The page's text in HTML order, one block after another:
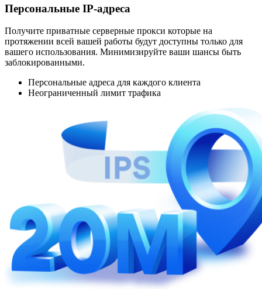
Персональные IP-адреса
Получите приватные серверные прокси которые на
протяжении всей вашей работы будут доступны только для
вашего использования. Минимизируйте ваши шансы быть
заблокированными.
Персональные адреса для каждого клиента
Неограниченный лимит трафика